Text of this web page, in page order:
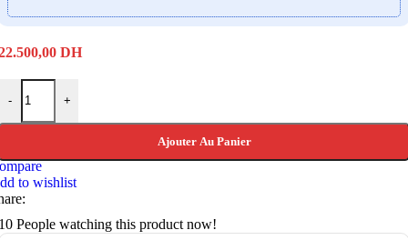
DH
-
de Caméscope CANON XA65 Professionnel 4K
+
Ajouter Au Panier
to wishlist
People watching this product now!